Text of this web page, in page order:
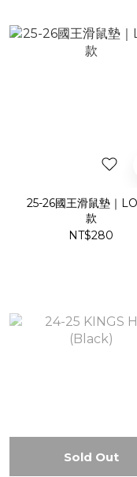
25-26國王滑鼠墊｜
款
NT$280
Sold Out